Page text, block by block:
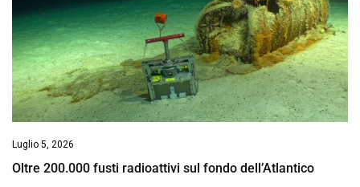
Luglio 5, 2026
Oltre 200.000 fusti radioattivi sul fondo dell’Atlantico